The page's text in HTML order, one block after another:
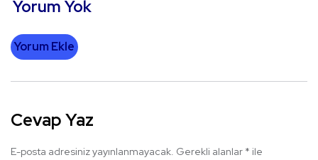
Yorum Yok
Yorum Ekle
Cevap Yaz
E-posta adresiniz yayınlanmayacak. Gerekli alanlar * ile